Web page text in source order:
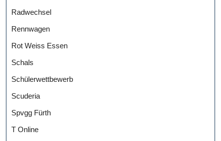
Radwechsel
Rennwagen
Rot Weiss Essen
Schals
Schülerwettbewerb
Scuderia
Spvgg Fürth
T Online